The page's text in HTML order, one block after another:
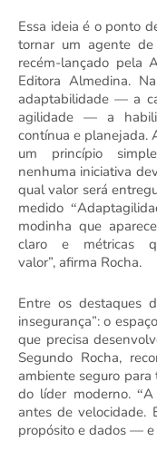
Essa ideiaé o ponto
tornar um agente
recém-lançado pela
Editora Almedina.
adaptabilidade— a
agilidade — a
contínua e planejada.
um princípio
nenhuma iniciativa
qual valor será
medido “
modinha que
claro e métricas
valor”, afirma Rocha.
Entre os destaques
insegurança”: o
que precisa
Segundo Rocha,
ambiente seguro
do líder moderno. “A
antes de velocidade.
propósito e dados —